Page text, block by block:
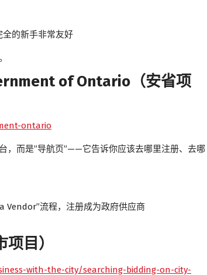
全的新手非常友好
of Ontario（安省项
ontario
，而是”导航页”——它告诉你应该去哪里注册、去哪
流程，注册成为政府供应商
目）
with-the-city/searching-bidding-on-city-